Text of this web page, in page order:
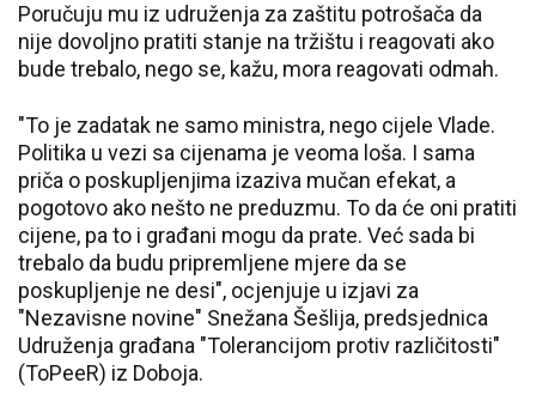
Poručuju mu iz udruženja za zaštitu potrošača da
nije dovoljno pratiti stanje na tržištu i reagovati ako
bude trebalo, nego se, kažu, mora reagovati odmah.
"To je zadatak ne samo ministra, nego cijele Vlade.
Politika u vezi sa cijenama je veoma loša. I sama
priča o poskupljenjima izaziva mučan efekat, a
pogotovo ako nešto ne preduzmu. To da će oni pratiti
cijene, pa to i građani mogu da prate. Već sada bi
trebalo da budu pripremljene mjere da se
poskupljenje ne desi", ocjenjuje u izjavi za
"Nezavisne novine" Snežana Šešlija, predsjednica
Udruženja građana "Tolerancijom protiv različitosti"
(ToPeeR) iz Doboja.